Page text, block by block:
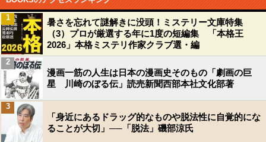
暑さを忘れて謎解きに没頭！ミステリー文庫特集
（3）プロが厳選する年に1度の短編集 「本格王
2026」本格ミステリ作家クラブ選・編
1
漫画一筋の人生は日本の漫画史そのもの「劇画の巨
星 川崎のぼる伝」読売新聞西部本社文化部著
2
「身近にあるドラッグ的なものや脱法性に自覚的にな
ることが大切」──「脱法」磯部涼氏
3